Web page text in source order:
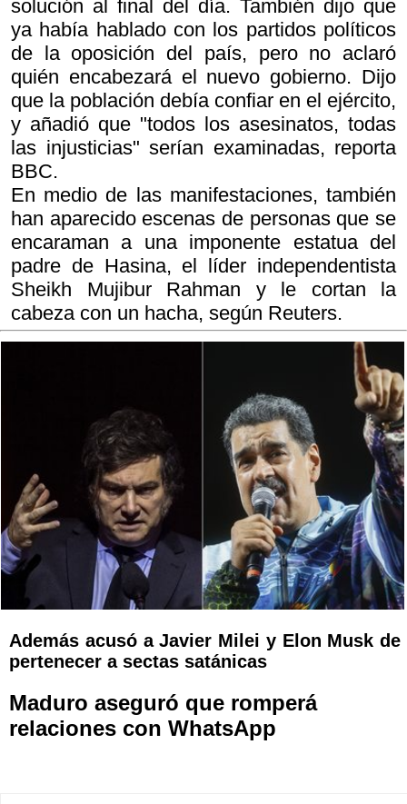
solución al final del día. También dijo que
ya había hablado con los partidos políticos
de la oposición del país, pero no aclaró
quién encabezará el nuevo gobierno. Dijo
que la población debía confiar en el ejército,
y añadió que "todos los asesinatos, todas
las injusticias" serían examinadas, reporta
BBC.
En medio de las manifestaciones, también
han aparecido escenas de personas que se
encaraman a una imponente estatua del
padre de Hasina, el líder independentista
Sheikh Mujibur Rahman y le cortan la
cabeza con un hacha, según Reuters.
Además acusó a Javier Milei y Elon Musk de
pertenecer a sectas satánicas
Maduro aseguró que romperá
relaciones con WhatsApp